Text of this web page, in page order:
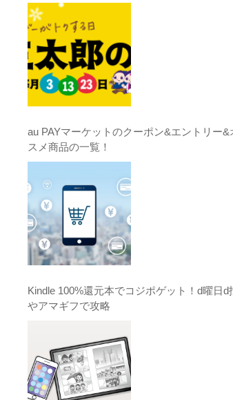
au PAYマーケットのクーポン&エントリー&
スメ商品の一覧！
Kindle 100%還元本でコジポゲット！d曜日d
やアマギフで攻略